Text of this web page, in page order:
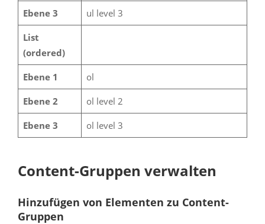
Ebene 3 ul level 3
List
(ordered)
Ebene 1 ol
Ebene 2 ol level 2
Ebene 3 ol level 3
Content-Gruppen verwalten
Hinzufügen von Elementen zu Content-
Gruppen